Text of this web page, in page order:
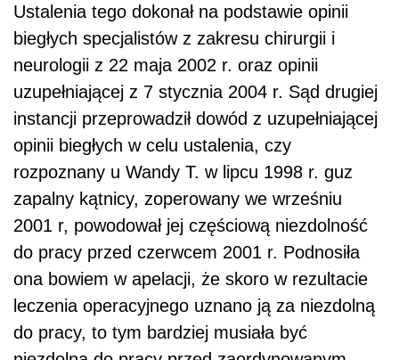
Ustalenia tego dokonał na podstawie opinii
biegłych specjalistów z zakresu chirurgii i
neurologii z 22 maja 2002 r. oraz opinii
uzupełniającej z 7 stycznia 2004 r. Sąd drugiej
instancji przeprowadził dowód z uzupełniającej
opinii biegłych w celu ustalenia, czy
rozpoznany u Wandy T. w lipcu 1998 r. guz
zapalny kątnicy, zoperowany we wrześniu
2001 r, powodował jej częściową niezdolność
do pracy przed czerwcem 2001 r. Podnosiła
ona bowiem w apelacji, że skoro w rezultacie
leczenia operacyjnego uznano ją za niezdolną
do pracy, to tym bardziej musiała być